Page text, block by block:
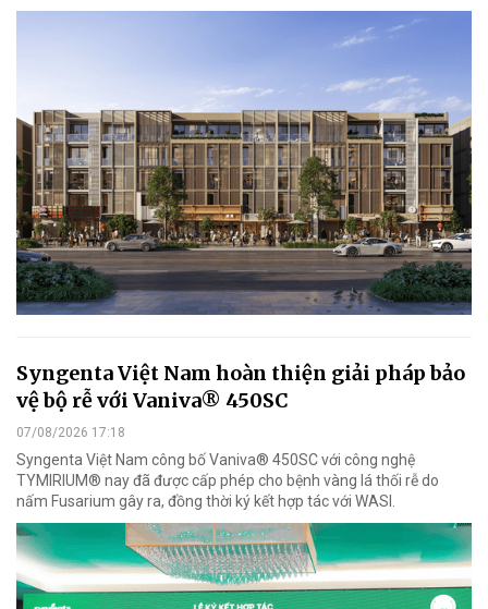
Syngenta Việt Nam hoàn thiện giải pháp bảo
vệ bộ rễ với Vaniva® 450SC
07/08/2026 17:18
Syngenta Việt Nam công bố Vaniva® 450SC với công nghệ
TYMIRIUM® nay đã được cấp phép cho bệnh vàng lá thối rễ do
nấm Fusarium gây ra, đồng thời ký kết hợp tác với WASI.